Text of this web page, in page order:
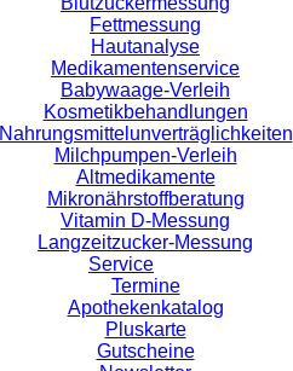
Fettmessung
Hautanalyse
Medikamentenservice
Babywaage-Verleih
Kosmetikbehandlungen
Nahrungsmittelunverträglichkeiten
Milchpumpen-Verleih
Altmedikamente
Mikronährstoffberatung
Vitamin D-Messung
Langzeitzucker-Messung
Service
Termine
Apothekenkatalog
Pluskarte
Gutscheine